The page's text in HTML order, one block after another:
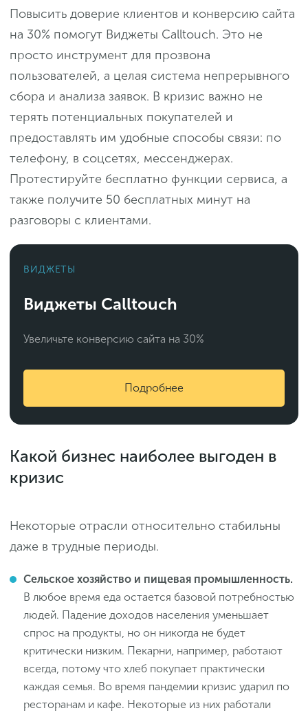
Повысить доверие клиентов и конверсию сайта
на 30% помогут Виджеты Calltouch. Это не
просто инструмент для прозвона
пользователей, а целая система непрерывного
сбора и анализа заявок. В кризис важно не
терять потенциальных покупателей и
предоставлять им удобные способы связи: по
телефону, в соцсетях, мессенджерах.
Протестируйте бесплатно функции сервиса, а
также получите 50 бесплатных минут на
разговоры с клиентами.
ВИДЖЕТЫ
Виджеты Calltouch
Увеличьте конверсию сайта на 30%
Подробнее
Какой бизнес наиболее выгоден в
кризис
Некоторые отрасли относительно стабильны
даже в трудные периоды.
Сельское хозяйство и пищевая промышленность.
В любое время еда остается базовой потребностью
людей. Падение доходов населения уменьшает
спрос на продукты, но он никогда не будет
критически низким. Пекарни, например, работают
всегда, потому что хлеб покупает практически
каждая семья. Во время пандемии кризис ударил по
ресторанам и кафе. Некоторые из них работали